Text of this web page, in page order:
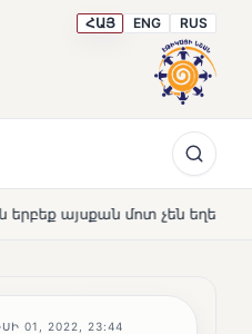
ՀԱՅ ENG RUS
չեն եղել» HOT
01, 2022, 23:44